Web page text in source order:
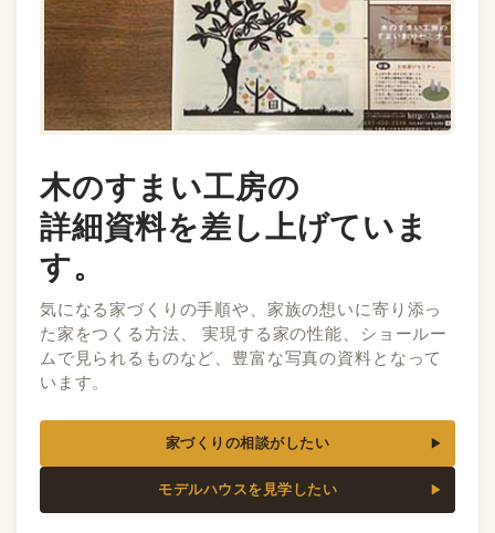
木のすまい工房の
詳細資料を差し上げていま
す。
気になる家づくりの手順や、家族の想いに寄り添っ
た家をつくる方法、 実現する家の性能、ショールー
ムで見られるものなど、豊富な写真の資料となって
います。
家づくりの相談がしたい
モデルハウスを見学したい